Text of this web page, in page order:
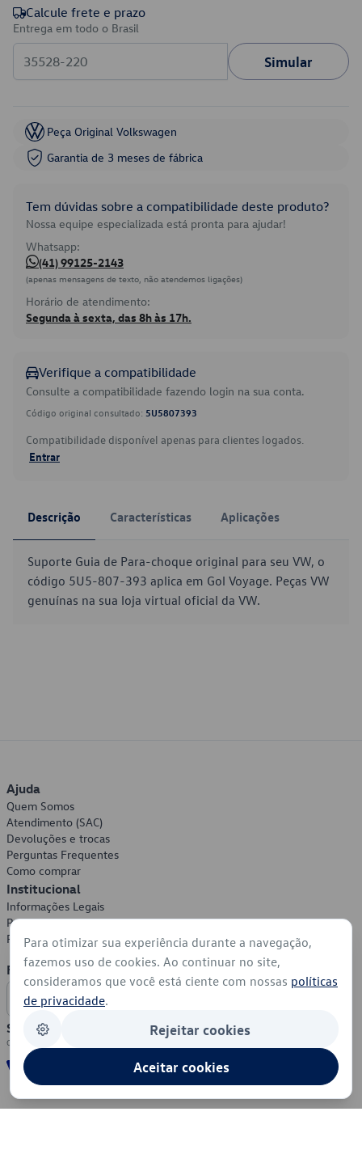
Calcule frete e prazo
Entrega em todo o Brasil
Simular
Peça Original Volkswagen
Garantia de 3 meses de fábrica
Tem dúvidas sobre a compatibilidade deste produto?
Nossa equipe especializada está pronta para ajudar!
Whatsapp:
(41) 99125-2143
(apenas mensagens de texto, não atendemos ligações)
Horário de atendimento:
Segunda à sexta, das 8h às 17h.
Verifique a compatibilidade
Consulte a compatibilidade fazendo login na sua conta.
Código original consultado: 5U5807393
Compatibilidade disponível apenas para clientes logados.
Entrar
Descrição Características Aplicações
Suporte Guia de Para-choque original para seu VW, o
código 5U5-807-393 aplica em Gol Voyage. Peças VW
genuínas na sua loja virtual oficial da VW.
Ajuda
Quem Somos
Atendimento (SAC)
Devoluções e trocas
Perguntas Frequentes
Como comprar
Institucional
Informações Legais
Política de Privacidade
Política de Cookies
Formas de Pagamento
Segurança
Para otimizar sua experiência durante a navegação,
fazemos uso de cookies. Ao continuar no site,
consideramos que você está ciente com nossas políticas
de privacidade.
Rejeitar cookies
Aceitar cookies